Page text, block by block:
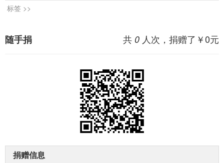
标签 >>
共 0 人次，捐赠了￥0元
随手捐
捐赠信息